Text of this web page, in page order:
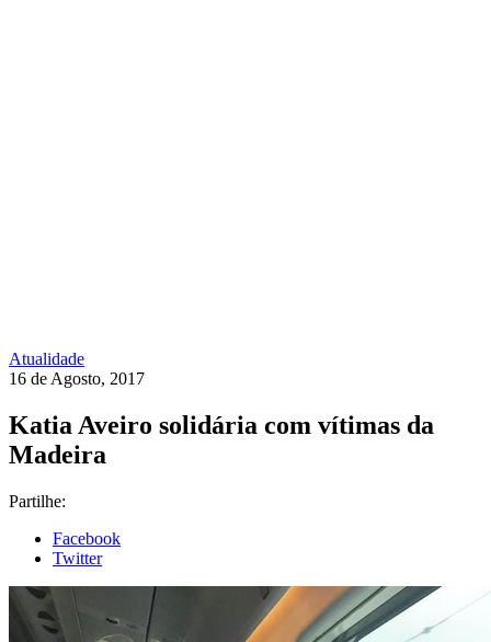
Atualidade
16 de Agosto, 2017
Katia Aveiro solidária com vítimas da
Madeira
Partilhe:
Facebook
Twitter